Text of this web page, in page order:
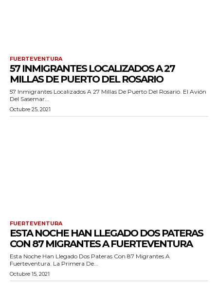
FUERTEVENTURA
57 INMIGRANTES LOCALIZADOS A 27
MILLAS DE PUERTO DEL ROSARIO
57 Inmigrantes Localizados A 27 Millas De Puerto Del Rosario. El Avión
Del Sasemar...
Octubre 25, 2021
FUERTEVENTURA
ESTA NOCHE HAN LLEGADO DOS PATERAS
CON 87 MIGRANTES A FUERTEVENTURA
Esta Noche Han Llegado Dos Pateras Con 87 Migrantes A
Fuerteventura. La Primera De...
Octubre 15, 2021